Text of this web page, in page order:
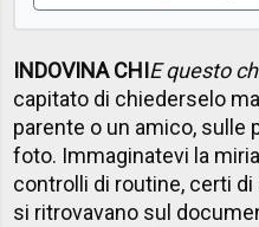
INDOVINA CHIE questo
capitato di chiederselo
parente o un amico, sulle
foto. Immaginatevi la
controlli di routine, certi
si ritrovavano sul